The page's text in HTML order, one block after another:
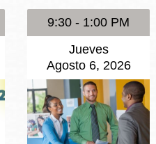
Bibliotecas
Ambulantes
9:30 - 1:00 PM
Jueves
Agosto 6, 2026